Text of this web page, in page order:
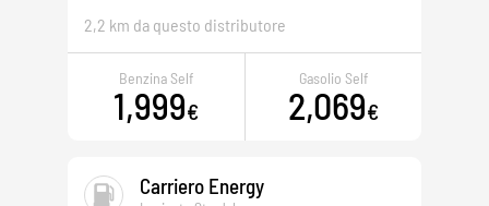
2,2 km da questo distributore
Benzina Self
1,999€
Gasolio Self
2,069€
Carriero Energy